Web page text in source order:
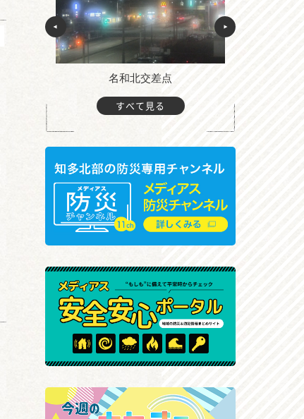
名和北交差点
すべて見る